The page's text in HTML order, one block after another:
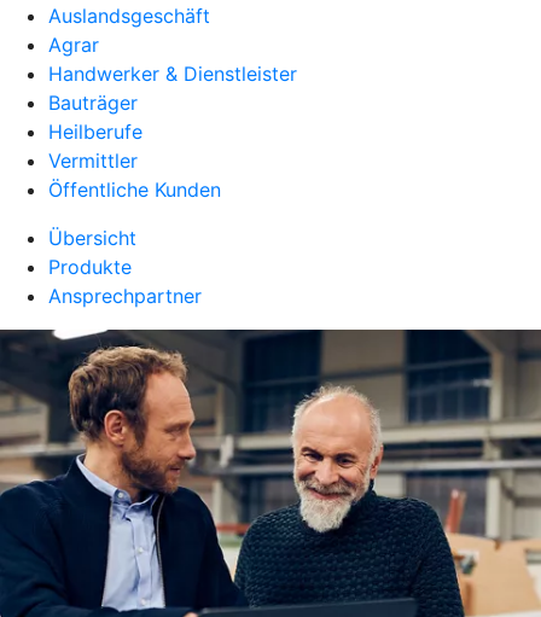
Auslandsgeschäft
Agrar
Handwerker & Dienstleister
Bauträger
Heilberufe
Vermittler
Öffentliche Kunden
Übersicht
Produkte
Ansprechpartner